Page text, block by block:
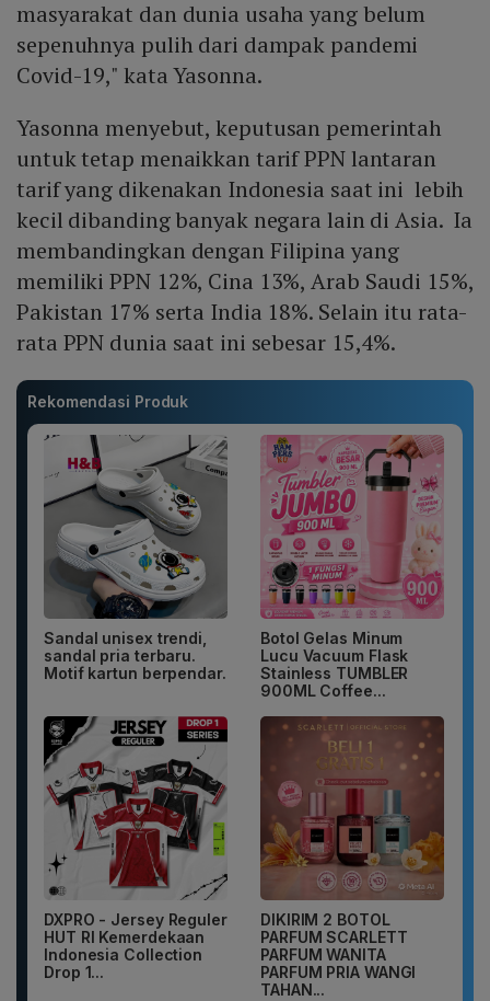
masyarakat dan dunia usaha yang belum
sepenuhnya pulih dari dampak pandemi
Covid-19," kata Yasonna.
Yasonna menyebut, keputusan pemerintah
untuk tetap menaikkan tarif PPN lantaran
tarif yang dikenakan Indonesia saat ini lebih
kecil dibanding banyak negara lain di Asia. Ia
membandingkan dengan Filipina yang
memiliki PPN 12%, Cina 13%, Arab Saudi 15%,
Pakistan 17% serta India 18%. Selain itu rata-
rata PPN dunia saat ini sebesar 15,4%.
Rekomendasi Produk
Sandal unisex trendi,
sandal pria terbaru.
Motif kartun berpendar.
Botol Gelas Minum
Lucu Vacuum Flask
Stainless TUMBLER
900ML Coffee...
DXPRO - Jersey Reguler
HUT RI Kemerdekaan
Indonesia Collection
Drop 1...
DIKIRIM 2 BOTOL
PARFUM SCARLETT
PARFUM WANITA
PARFUM PRIA WANGI
TAHAN...